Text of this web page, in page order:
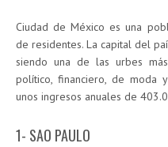
Ciudad de México es una
de residentes. La capital del
siendo una de las urbes
político, financiero, de moda
unos ingresos anuales de
1- SAO PAULO